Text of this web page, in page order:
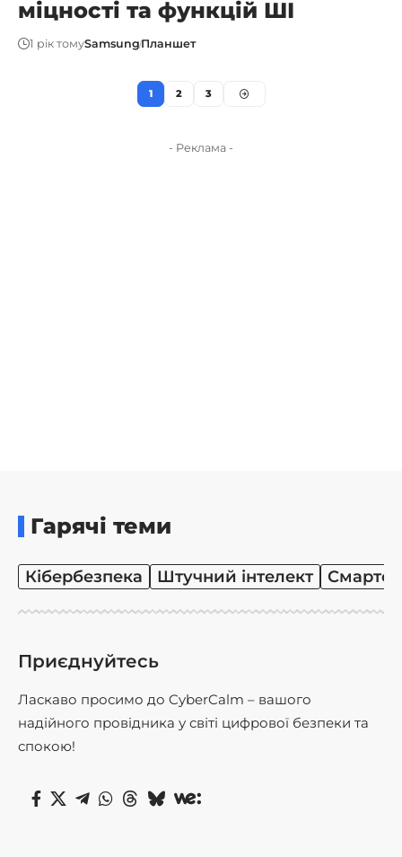
міцності та функцій ШІ
1 рік томуSamsungПланшет
1 2 3
- Реклама -
Гарячі теми
Кібербезпека Штучний інтелект
Приєднуйтесь
Ласкаво просимо до CyberCalm – вашого
надійного провідника у світі цифрової безпеки та
спокою!